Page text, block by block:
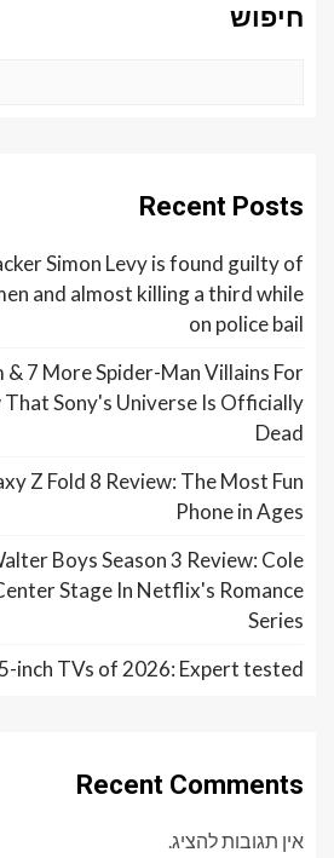
חיפוש
Recent Posts
Simon Levy is found guilty of
and almost killing a third while
on police bail
& 7 More Spider-Man Villains For
Sony's Universe Is Officially
Dead
Z Fold 8 Review: The Most Fun
Phone in Ages
Boys Season 3 Review: Cole
Stage In Netflix's Romance
Series
inch TVs of 2026: Expert tested
Recent Comments
אין תגובות להציג.